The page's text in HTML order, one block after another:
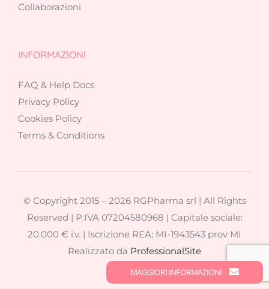
Collaborazioni
INFORMAZIONI
FAQ & Help Docs
Privacy Policy
Cookies Policy
Terms & Conditions
© Copyright 2015 – 2026 RGPharma srl | All Rights
Reserved | P.IVA 07204580968 | Capitale sociale:
20.000 € i.v. | Iscrizione REA: MI-1943543 prov MI
Realizzato da ProfessionalSite
MAGGIORI INFORMAZIONI